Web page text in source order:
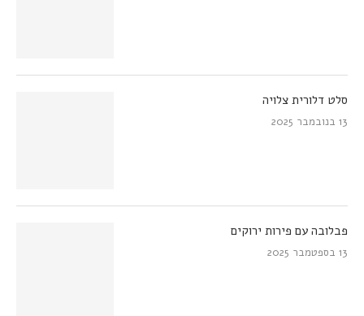
סלט דלורית צלויה
13 בנובמבר 2025
פבלובה עם פירות ירוקים
13 בספטמבר 2025